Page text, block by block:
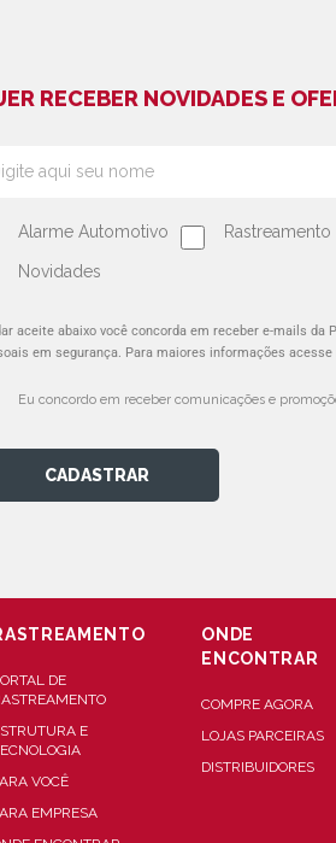
RECEBER NOVIDADES E
Alarme Automotivo Rastreamento
Novidades
aceite abaixo você concorda em receber e-mails
em segurança. Para maiores informações acesse
Eu concordo em receber comunicações e
CADASTRAR
DE
E
VOCÊ
EMPRESA
ONDE
ENCONTRAR
COMPRE AGORA
LOJAS PARCEIRAS
DISTRIBUIDORES